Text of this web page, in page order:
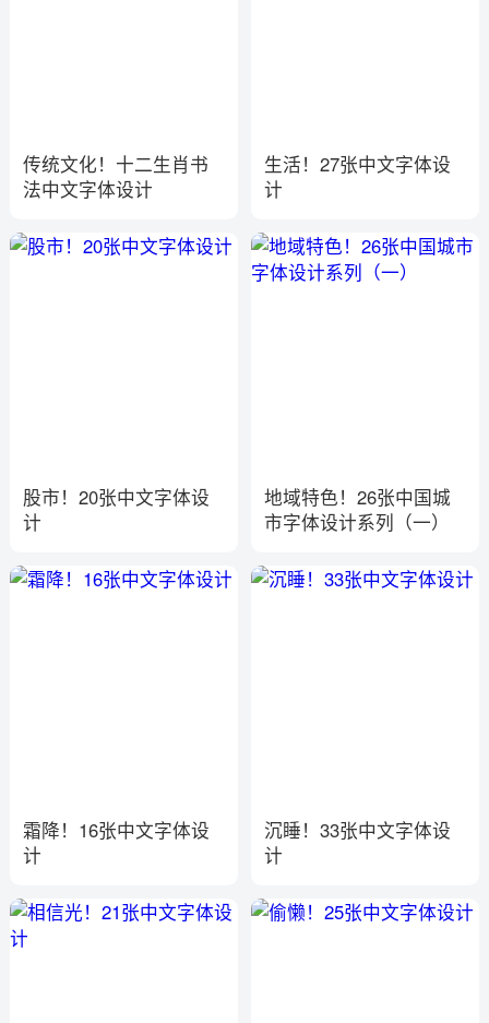
传统文化！十二生肖书
法中文字体设计
生活！27张中文字体设
计
股市！20张中文字体设
计
地域特色！26张中国城
市字体设计系列（一）
霜降！16张中文字体设
计
沉睡！33张中文字体设
计